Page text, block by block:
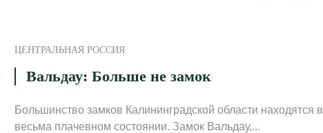
ЦЕНТРАЛЬНАЯ РОССИЯ
Вальдау: Больше не замок
Большинство замков Калининградской области находятся в
весьма плачевном состоянии. Замок Вальдау,...